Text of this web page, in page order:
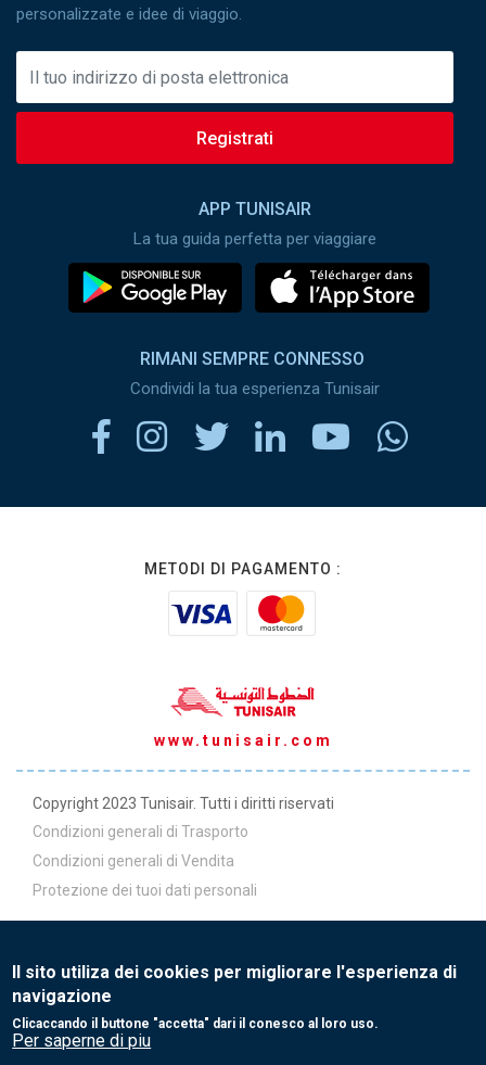
personalizzate e idee di viaggio.
Registrati
APP TUNISAIR
La tua guida perfetta per viaggiare
RIMANI SEMPRE CONNESSO
Condividi la tua esperienza Tunisair
METODI DI PAGAMENTO :
www.tunisair.com
Copyright 2023 Tunisair. Tutti i diritti riservati
Condizioni generali di Trasporto
Condizioni generali di Vendita
Protezione dei tuoi dati personali
Pagamenti ADM
Il sito utiliza dei cookies per migliorare l'esperienza di
navigazione
Clicaccando il buttone "accetta" dari il conesco al loro uso.
Per saperne di piu